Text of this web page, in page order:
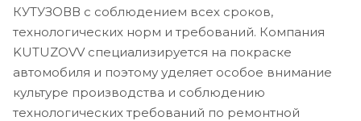
КУТУЗОВВ с соблюдением всех сроков,
технологических норм и требований. Компания
KUTUZOVV специализируется на покраске
автомобиля и поэтому уделяет особое внимание
культуре производства и соблюдению
технологических требований по ремонтной